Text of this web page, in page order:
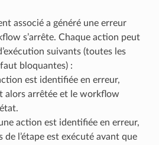
associé a généré une erreur
s’arrête. Chaque action peut
suivants (toutes les
bloquantes) :
est identifiée en erreur,
alors arrêtée et le workflow
action est identifiée en erreur,
de l’étape est exécuté avant que